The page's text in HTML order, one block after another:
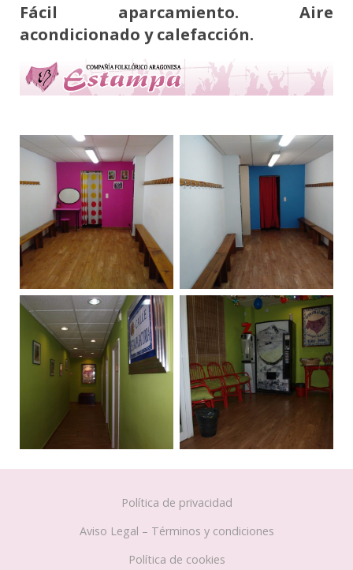
Fácil aparcamiento. Aire
acondicionado y calefacción.
Política de privacidad
Aviso Legal – Términos y condiciones
Política de cookies